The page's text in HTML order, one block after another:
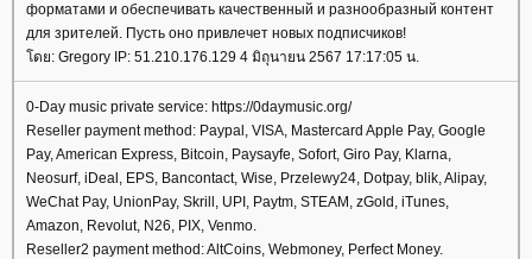
форматами и обеспечивать качественный и разнообразный контент
для зрителей. Пусть оно привлечет новых подписчиков!
ดย: Gregory IP: 51.210.176.129 4 มิถุนายน 2567 17:17:05 น.
0-Day music private service: https://0daymusic.org/
Reseller payment method: Paypal, VISA, Mastercard Apple Pay, Google
Pay, American Express, Bitcoin, Paysayfe, Sofort, Giro Pay, Klarna,
Neosurf, iDeal, EPS, Bancontact, Wise, Przelewy24, Dotpay, blik, Alipay,
WeChat Pay, UnionPay, Skrill, UPI, Paytm, STEAM, zGold, iTunes,
Amazon, Revolut, N26, PIX, Venmo.
Reseller2 payment method: AltCoins, Webmoney, Perfect Money.